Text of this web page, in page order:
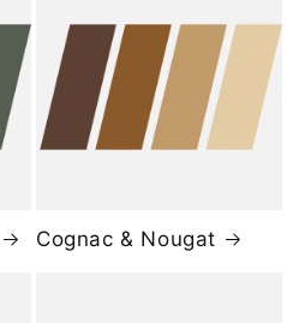
Cognac & Nougat